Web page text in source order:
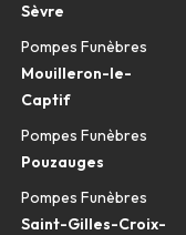
Sèvre
Pompes Funèbres
Mouilleron-le-
Captif
Pompes Funèbres
Pouzauges
Pompes Funèbres
Saint-Gilles-Croix-